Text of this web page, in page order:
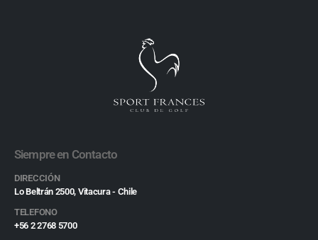
Siempre en Contacto
DIRECCIÓN
Lo Beltrán 2500, Vitacura - Chile
TELEFONO
+56 2 2768 5700